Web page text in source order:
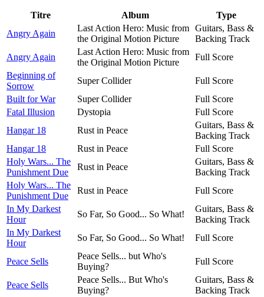
Titre Album
Type
Angry Again
Last Action Hero: Music from
the Original Motion Picture
Guitars, Bass &
Backing Track
Angry Again
Last Action Hero: Music from
the Original Motion Picture
Full Score
Beginning of
Sorrow
Super Collider
Full Score
Built for War
Super Collider
Full Score
Fatal Illusion
Dystopia
Full Score
Hangar 18
Rust in Peace
Guitars, Bass &
Backing Track
Hangar 18
Rust in Peace
Full Score
Holy Wars... The
Punishment Due
Rust in Peace
Guitars, Bass &
Backing Track
Holy Wars... The
Punishment Due
Rust in Peace
Full Score
In My Darkest
Hour
So Far, So Good... So What!
Guitars, Bass &
Backing Track
In My Darkest
Hour
So Far, So Good... So What! Full Score
Peace Sells
Peace Sells... but Who's
Buying?
Full Score
Peace Sells
Peace Sells... But Who's
Buying?
Guitars, Bass &
Backing Track